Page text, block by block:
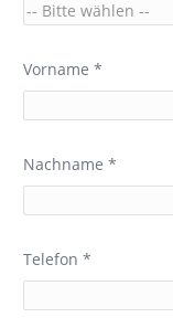
Vorname *
Nachname *
Telefon *